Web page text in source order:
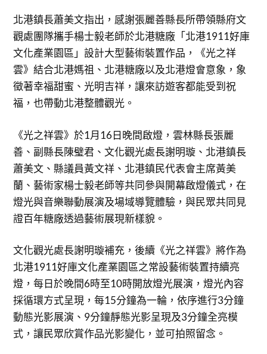
北港鎮長蕭美文指出，感謝張麗善縣長所帶領縣府文
觀處團隊攜手楊士毅老師於北港糖廠「北港1911好庫
文化產業園區」設計大型藝術裝置作品，《光之祥
雲》結合北港媽祖、北港糖廠以及北港燈會意象，象
徵著幸福甜蜜、光明吉祥，讓來訪遊客都能受到祝
福，也帶動北港整體觀光。
《光之祥雲》於1月16日晚間啟燈，雲林縣長張麗
善、副縣長陳璧君、文化觀光處長謝明璇、北港鎮長
蕭美文、縣議員黃文祥、北港鎮民代表會主席黃美
蘭、藝術家楊士毅老師等共同參與開幕啟燈儀式，在
燈光與音樂聯動展演及場域導覽體驗，與民眾共同見
證百年糖廠透過藝術展現新樣貌。
文化觀光處長謝明璇補充，後續《光之祥雲》將作為
北港1911好庫文化產業園區之常設藝術裝置持續亮
燈，每日於晚間6時至10時開放燈光展演，燈光內容
採循環方式呈現，每15分鐘為一輪，依序進行3分鐘
動態光影展演、9分鐘靜態光影呈現及3分鐘全亮模
式，讓民眾欣賞作品光影變化，並可拍照留念。